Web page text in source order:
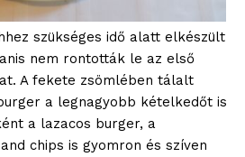
élményportál
szükséges idő alatt elkészült
nem rontották le az első
A fekete zsömlében tálalt
a legnagyobb kételkedőt is
a lazacos burger, a
chips is gyomron és szíven